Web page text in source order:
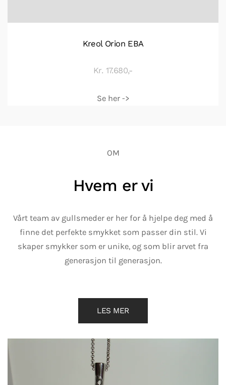
Kreol Orion EBA
Kr. 17.680,-
Se her ->
OM
Hvem er vi
Vårt team av gullsmeder er her for å hjelpe deg med å
finne det perfekte smykket som passer din stil. Vi
skaper smykker som er unike, og som blir arvet fra
generasjon til generasjon.
LES MER